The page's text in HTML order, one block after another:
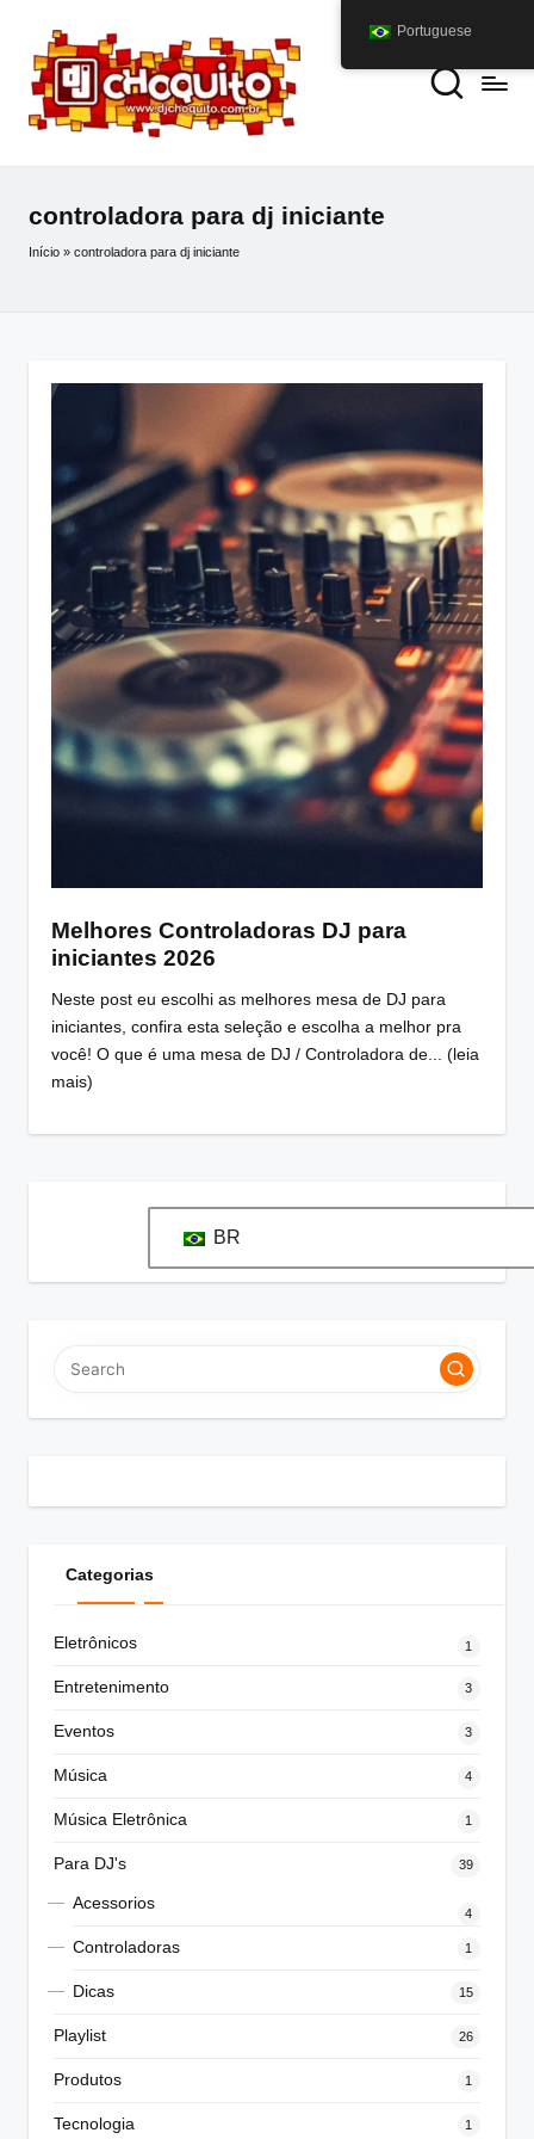
controladora para dj iniciante
Início » controladora para dj iniciante
Melhores Controladoras DJ para
iniciantes 2026
Neste post eu escolhi as melhores mesa de DJ para
iniciantes, confira esta seleção e escolha a melhor pra
você! O que é uma mesa de DJ / Controladora de... (leia
mais)
BR
Categorias
Eletrônicos 1
Entretenimento 3
Eventos 3
Música 4
Música Eletrônica 1
Para DJ's 39
Acessorios
4
Controladoras 1
Dicas 15
Playlist 26
Produtos 1
Tecnologia 1
Portuguese